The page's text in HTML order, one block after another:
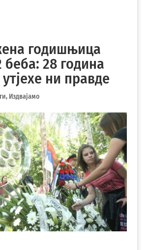
годишњица
беба: 28 година
ни правде
, Издвајамо